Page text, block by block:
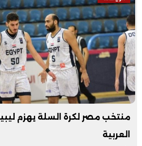
منتخب مصر لكرة السلة يهزم
العربية